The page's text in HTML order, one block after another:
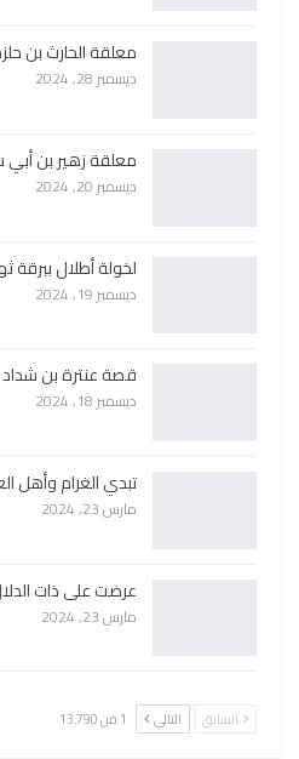
معلقة الحارث بن
ديسمبر 28, 2024
معلقة زهير بن
ديسمبر 20, 2024
لخولة أطلال ببرقة
ديسمبر 19, 2024
قصة عنترة بن شداد
ديسمبر 18, 2024
تبدي الغرام وأهل
مارس 23, 2024
عرضت على ذات
مارس 23, 2024
السابق التالي 1 من 13٬790